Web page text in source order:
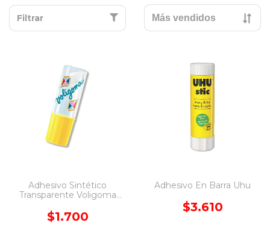
Filtrar
Adhesivo Sintético
Transparente Voligoma
$1.700
Adhesivo En Barra Uhu
$3.610